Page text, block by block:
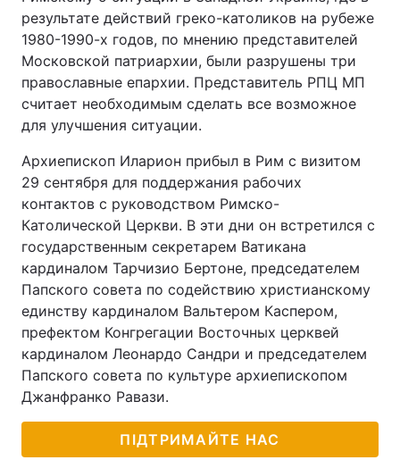
результате действий греко-католиков на рубеже
1980-1990-х годов, по мнению представителей
Московской патриархии, были разрушены три
православные епархии. Представитель РПЦ МП
считает необходимым сделать все возможное
для улучшения ситуации.
Архиепископ Иларион прибыл в Рим с визитом
29 сентября для поддержания рабочих
контактов с руководством Римско-
Католической Церкви. В эти дни он встретился с
государственным секретарем Ватикана
кардиналом Тарчизио Бертоне, председателем
Папского совета по содействию христианскому
единству кардиналом Вальтером Каспером,
префектом Конгрегации Восточных церквей
кардиналом Леонардо Сандри и председателем
Папского совета по культуре архиепископом
Джанфранко Равази.
ПІДТРИМАЙТЕ НАС